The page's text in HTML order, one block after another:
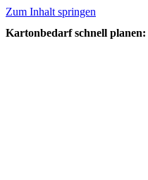
Zum Inhalt springen
Kartonbedarf schnell planen: